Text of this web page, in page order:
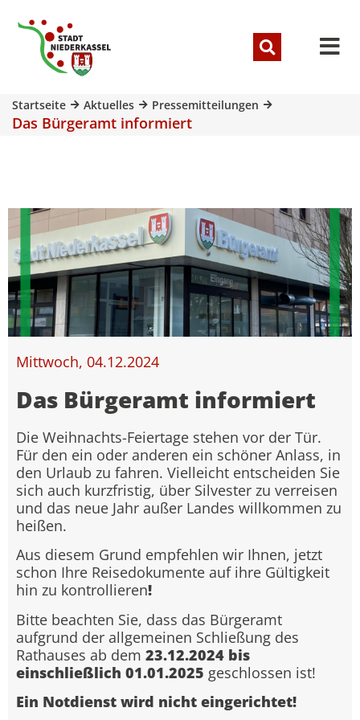
Startseite Aktuelles Pressemitteilungen
Das Bürgeramt informiert
Mittwoch, 04.12.2024
Das Bürgeramt informiert
Die Weihnachts-Feiertage stehen vor der Tür.
Für den ein oder anderen ein schöner Anlass, in
den Urlaub zu fahren. Vielleicht entscheiden Sie
sich auch kurzfristig, über Silvester zu verreisen
und das neue Jahr außer Landes willkommen zu
heißen.
Aus diesem Grund empfehlen wir Ihnen, jetzt
schon Ihre Reisedokumente auf ihre Gültigkeit
hin zu kontrollieren!
Bitte beachten Sie, dass das Bürgeramt
aufgrund der allgemeinen Schließung des
Rathauses ab dem 23.12.2024 bis
einschließlich 01.01.2025 geschlossen ist!
Ein Notdienst wird nicht eingerichtet!